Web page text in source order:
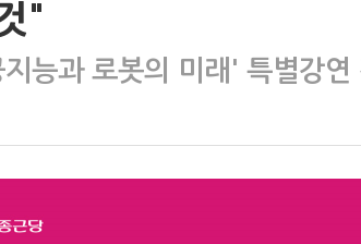
"
능과 로봇의 미래' 특별강연